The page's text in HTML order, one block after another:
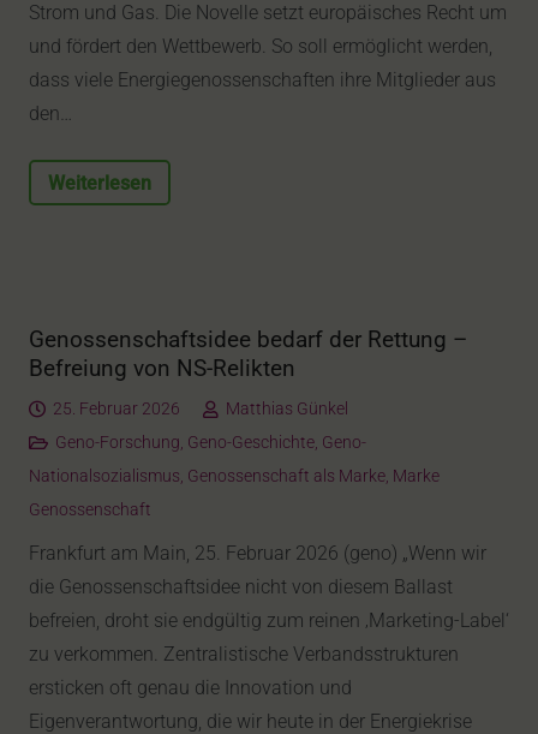
Strom und Gas. Die Novelle setzt europäisches Recht um
und fördert den Wettbewerb. So soll ermöglicht werden,
dass viele Energiegenossenschaften ihre Mitglieder aus
den…
Weiterlesen
Genossenschaftsidee bedarf der Rettung –
Befreiung von NS-Relikten
25. Februar 2026
Matthias Günkel
Geno-Forschung, Geno-Geschichte, Geno-
Nationalsozialismus, Genossenschaft als Marke, Marke
Genossenschaft
Frankfurt am Main, 25. Februar 2026 (geno) „Wenn wir
die Genossenschaftsidee nicht von diesem Ballast
befreien, droht sie endgültig zum reinen ‚Marketing-Label‘
zu verkommen. Zentralistische Verbandsstrukturen
ersticken oft genau die Innovation und
Eigenverantwortung, die wir heute in der Energiekrise